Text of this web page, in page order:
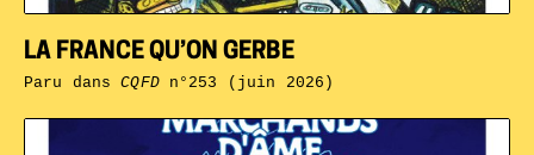
LA FRANCE QU’ON GERBE
Paru dansCQFDn°253 (juin 2026)